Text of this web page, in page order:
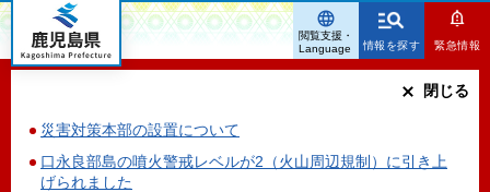
鹿児島県
情報を探す 緊急情報
災害対策本部の設置について
口永良部島の噴火警戒レベルが2（火山周辺規制）に引き上
げられました
閉じる
閲覧支援・
Language